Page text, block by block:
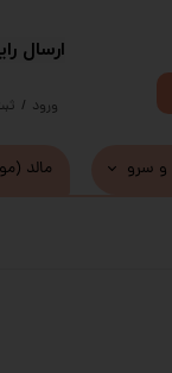
ورود /
و سرو مالد
​ارسال رایگان